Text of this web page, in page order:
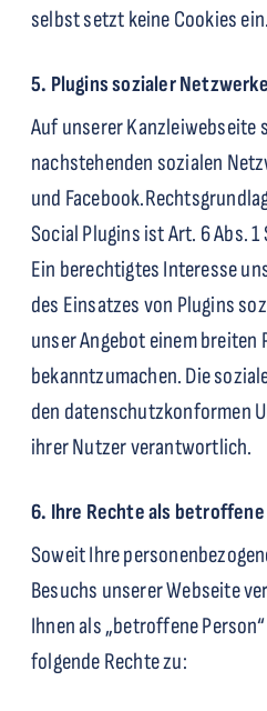
selbst setzt keine Cookies ein.
5. Plugins sozialer
Auf unserer Kanzleiwebseite
nachstehenden sozialen
und Facebook.
Social Plugins ist Art. 6 Abs. 1
Ein berechtigtes Interesse
des Einsatzes von Plugins
unser Angebot einem breiten
bekanntzumachen. Die
den datenschutzkonformen
ihrer Nutzer verantwortlich.
6. Ihre Rechte als betroffene
Soweit Ihre
Besuchs unserer Webseite
Ihnen als „betroffene Person“
folgende Rechte zu: